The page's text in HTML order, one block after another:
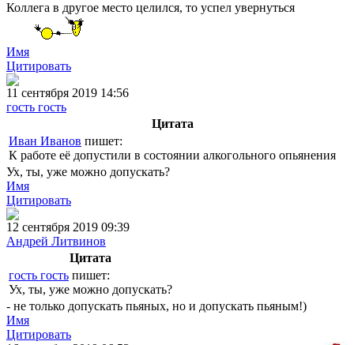
Коллега в другое место целился, то успел увернуться
Имя
Цитировать
11 сентября 2019 14:56
гость гость
Цитата
Иван Иванов пишет:
К работе её допустили в состоянии алкогольного опьянения
Ух, ты, уже можно допускать?
Имя
Цитировать
12 сентября 2019 09:39
Андрей Литвинов
Цитата
гость гость пишет:
Ух, ты, уже можно допускать?
- не только допускать пьяных, но и допускать пьяным!)
Имя
Цитировать